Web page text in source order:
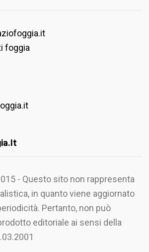
foggia
- Questo sito non rappresenta
in quanto viene aggiornato
Pertanto, non può
editoriale ai sensi della